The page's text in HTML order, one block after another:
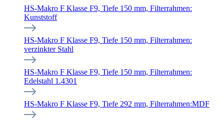
HS-Makro F Klasse F9, Tiefe 150 mm, Filterrahmen:
Kunststoff
HS-Makro F Klasse F9, Tiefe 150 mm, Filterrahmen:
verzinkter Stahl
HS-Makro F Klasse F9, Tiefe 150 mm, Filterrahmen:
Edelstahl 1.4301
HS-Makro F Klasse F9, Tiefe 292 mm, Filterrahmen:MDF